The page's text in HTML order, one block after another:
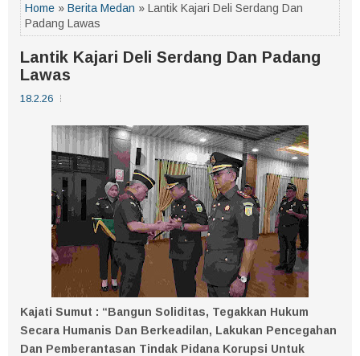
Home » Berita Medan » Lantik Kajari Deli Serdang Dan
Padang Lawas
Lantik Kajari Deli Serdang Dan Padang
Lawas
18.2.26
Kajati Sumut : “Bangun Soliditas, Tegakkan Hukum
Secara Humanis Dan Berkeadilan, Lakukan Pencegahan
Dan Pemberantasan Tindak Pidana Korupsi Untuk